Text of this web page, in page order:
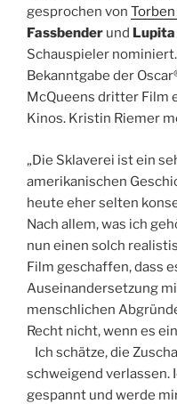
gesprochen von
Fassbender und Lupita
Schauspieler
Bekanntgabe der
McQueens dritter Film
Kinos. Kristin Riemer
„Die Sklaverei ist ein
amerikanischen
heute eher selten
Nach allem, was ich
nun einen solch
Film geschaffen, dass
Auseinandersetzung
menschlichen
Recht nicht, wenn es
Ich schätze, die
schweigend verlassen.
gespannt und werde